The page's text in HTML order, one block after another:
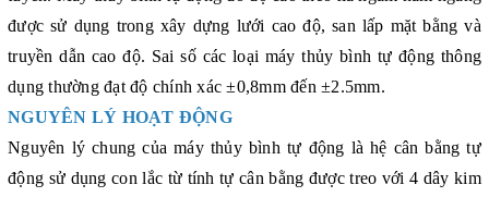
được sử dụng trong xây dựng lưới cao độ, san lấp mặt bằng và
truyền dẫn cao độ. Sai số các loại máy thủy bình tự động thông
dụng thường đạt độ chính xác±0,8mmđến ±2.5mm.
NGUYÊN LÝ HOẠT ĐỘNG
Nguyên lý chung của máy thủy bình tự động là hệ cân bằng tự
động sử dụng con lắc từ tính tự cân bằng được treo với 4 dây kim